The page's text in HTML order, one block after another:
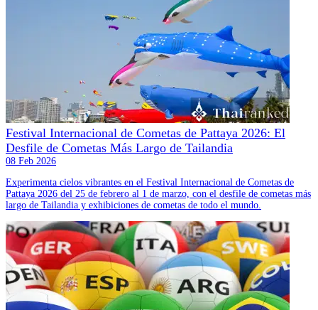
Festival Internacional de Cometas de Pattaya 2026: El
Desfile de Cometas Más Largo de Tailandia
08 Feb 2026
Experimenta cielos vibrantes en el Festival Internacional de Cometas de
Pattaya 2026 del 25 de febrero al 1 de marzo, con el desfile de cometas más
largo de Tailandia y exhibiciones de cometas de todo el mundo.